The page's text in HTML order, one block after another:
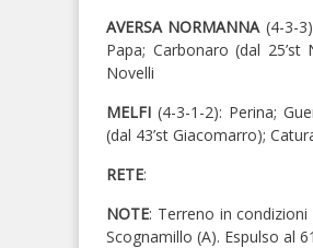
AVERSA NORMANNA(4-3-
Papa; Carbonaro (dal
Novelli
MELFI (4-3-1-2): Perina;
(dal 43’st Giacomarro);
RETE:
NOTE: Terreno in
Scognamillo (A). Espulso al